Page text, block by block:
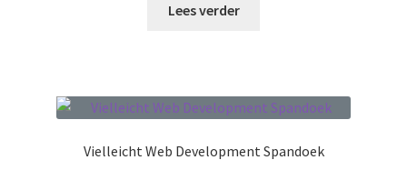
Lees verder
Vielleicht Web Development Spandoek